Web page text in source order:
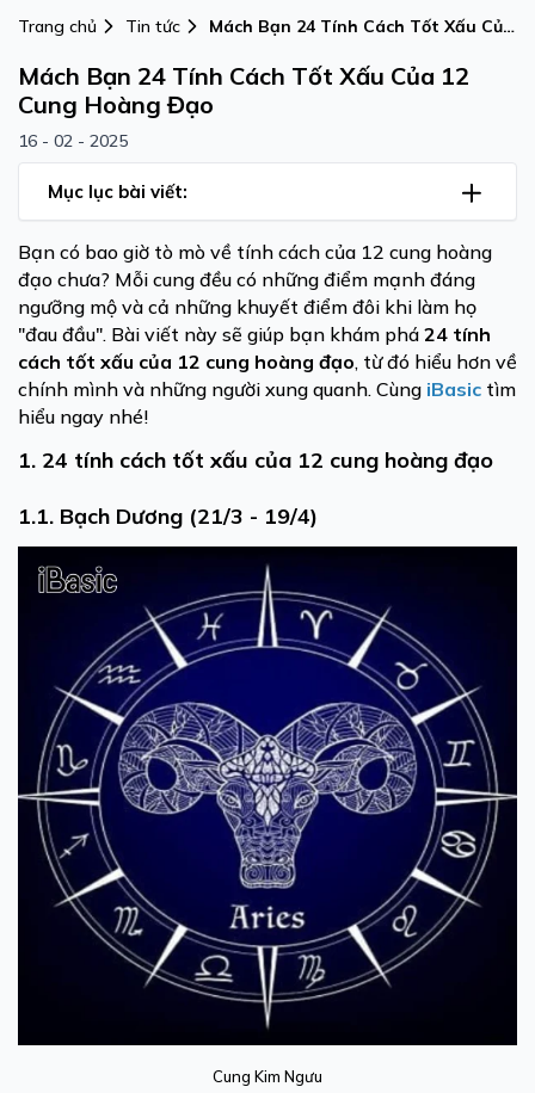
Trang chủ Tin tức
Mách Bạn 24 Tính Cách Tốt Xấu Của
Mách Bạn 24 Tính Cách Tốt Xấu Của 12
Cung Hoàng Đạo
16 - 02 - 2025
Mục lục bài viết:
Bạn có bao giờ tò mò về tính cách của 12 cung hoàng
đạo chưa? Mỗi cung đều có những điểm mạnh đáng
ngưỡng mộ và cả những khuyết điểm đôi khi làm họ
"đau đầu". Bài viết này sẽ giúp bạn khám phá 24 tính
cách tốt xấu của 12 cung hoàng đạo, từ đó hiểu hơn về
chính mình và những người xung quanh. Cùng iBasic tìm
hiểu ngay nhé!
1. 24 tính cách tốt xấu của 12 cung hoàng đạo
1.1. Bạch Dương (21/3 - 19/4)
Cung Kim Ngưu